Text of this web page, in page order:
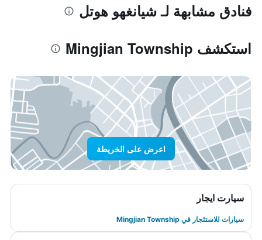
فنادق مشابهة لـ شيانغهو هوتل
استكشف Mingjian Township
اعرض على الخريطة
سيارت ايجار
سيارات للاستئجار في Mingjian Township